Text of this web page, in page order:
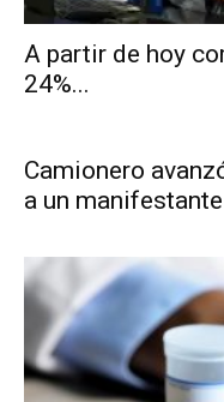
A partir de hoy
24%...
Camionero
a un manifestante